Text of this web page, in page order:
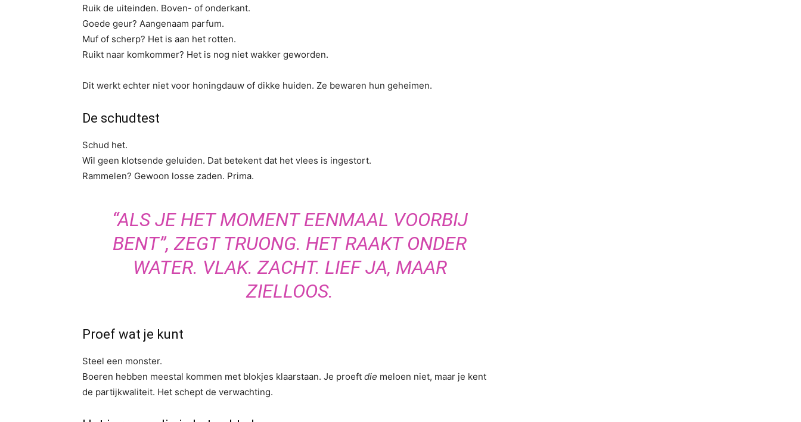
Ruik de uiteinden. Boven- of onderkant.
Goede geur? Aangenaam parfum.
Muf of scherp? Het is aan het rotten.
Ruikt naar komkommer? Het is nog niet wakker geworden.
Dit werkt echter niet voor honingdauw of dikke huiden. Ze bewaren hun geheimen.
De schudtest
Schud het.
Wil geen klotsende geluiden. Dat betekent dat het vlees is ingestort.
Rammelen? Gewoon losse zaden. Prima.
“ALS JE HET MOMENT EENMAAL VOORBIJ
BENT”, ZEGT TRUONG. HET RAAKT ONDER
WATER. VLAK. ZACHT. LIEF JA, MAAR
ZIELLOOS.
Proef wat je kunt
Steel een monster.
Boeren hebben meestal kommen met blokjes klaarstaan. Je proeft die meloen niet, maar je kent
de partijkwaliteit. Het schept de verwachting.